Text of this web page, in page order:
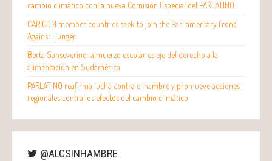
cambio climático con la nueva Comisión Especial del PARLATINO
CARICOM member countries seek to join the Parliamentary Front
Against Hunger
Berta Sanseverino: almuerzo escolar es eje del derecho a la
alimentación en Sudamérica
PARLATINO reafirma lucha contra el hambre y promueve acciones
regionales contra los efectos del cambio climático
@ALCSINHAMBRE